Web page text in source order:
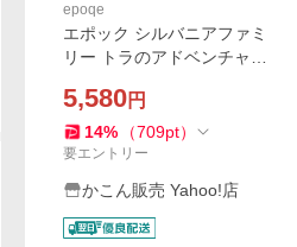
epoqe
エポック シルバニアファミ
リー トラのアドベンチャー
ゃ 人形 フィギュア 虎 バイク
5,580円
14% （709pt）
要エントリー
かこん販売 Yahoo!店